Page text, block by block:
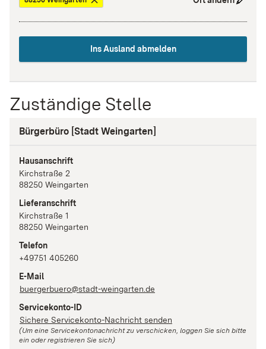
Ins Ausland abmelden
Zuständige Stelle
Bürgerbüro [Stadt Weingarten]
Hausanschrift
Kirchstraße 2
88250 Weingarten
Lieferanschrift
Kirchstraße 1
88250 Weingarten
Telefon
+49751 405260
E-Mail
buergerbuero@stadt-weingarten.de
Servicekonto-ID
Sichere Servicekonto-Nachricht senden
(Um eine Servicekontonachricht zu verschicken, loggen Sie sich bitte
ein oder registrieren Sie sich)